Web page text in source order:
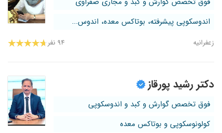
اندوسکوپی پیشرفته، بوتاکس معده، اندوس...
زعفرانیه ۹۴ نفر
دکتر رشید پورقاز
فوق تخصص گوارش و کبد و اندوسکوپی
کولونوسکوپی و بوتاکس معده